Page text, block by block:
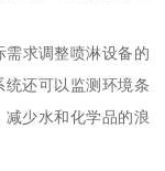
需求调整喷淋设备的
还可以监测环境条
少水和化学品的浪